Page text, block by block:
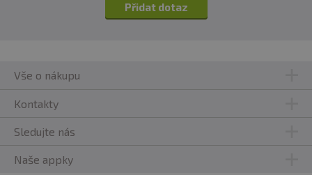
Přidat dotaz
Vše o nákupu
Kontakty
Sledujte nás
Naše appky